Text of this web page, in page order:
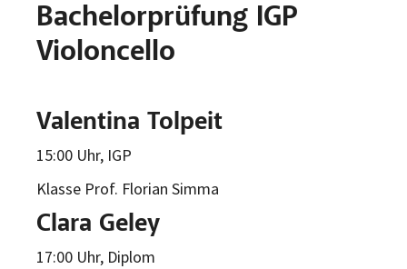
Bachelorprüfung IGP
Violoncello
Valentina Tolpeit
15:00 Uhr, IGP
Klasse Prof. Florian Simma
Clara Geley
17:00 Uhr, Diplom